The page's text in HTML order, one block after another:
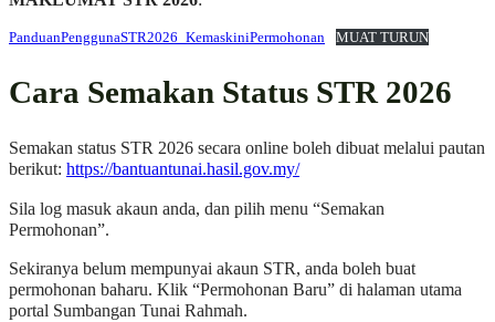
PanduanPenggunaSTR2026_KemaskiniPermohonan MUAT TURUN
Cara Semakan Status STR 2026
Semakan status STR 2026 secara online boleh dibuat melalui pautan
berikut: https://bantuantunai.hasil.gov.my/
Sila log masuk akaun anda, dan pilih menu “Semakan
Permohonan”.
Sekiranya belum mempunyai akaun STR, anda boleh buat
permohonan baharu. Klik “Permohonan Baru” di halaman utama
portal Sumbangan Tunai Rahmah.